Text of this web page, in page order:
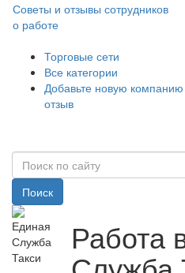
Советы и отзывы сотрудников
о работе
Торговые сети
Все категории
Добавьте новую
отзыв
Поиск
Работа